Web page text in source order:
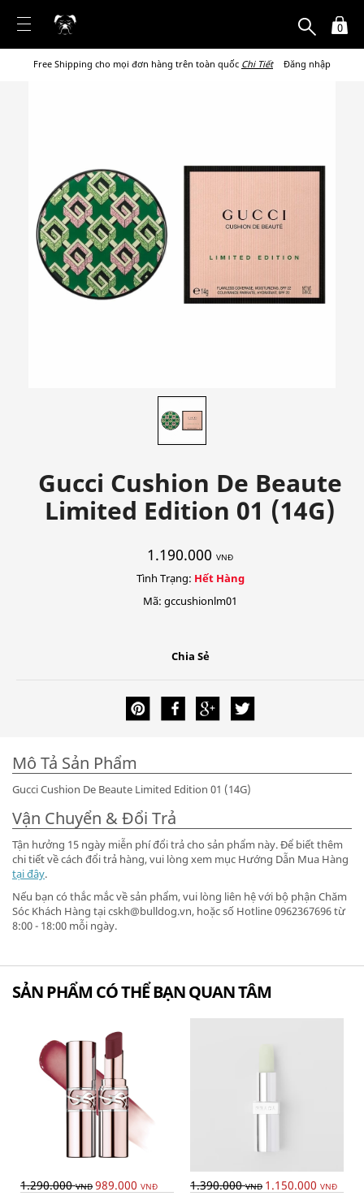
0
Free Shipping cho mọi đơn hàng trên toàn quốc Chi Tiết Đăng nhập
Gucci Cushion De Beaute
Limited Edition 01 (14G)
1.190.000 VNĐ
Tình Trạng: Hết Hàng
Mã: gccushionlm01
Chia Sẻ
Mô Tả Sản Phẩm
Gucci Cushion De Beaute Limited Edition 01 (14G)
Vận Chuyển & Đổi Trả
Tận hưởng 15 ngày miễn phí đổi trả cho sản phẩm này. Để biết thêm
chi tiết về cách đổi trả hàng, vui lòng xem mục Hướng Dẫn Mua Hàng
tại đây.
Nếu bạn có thắc mắc về sản phẩm, vui lòng liên hệ với bộ phận Chăm
Sóc Khách Hàng tại cskh@bulldog.vn, hoặc số Hotline 0962367696 từ
8:00 - 18:00 mỗi ngày.
SẢN PHẨM CÓ THỂ BẠN QUAN TÂM
1.290.000VNĐ 989.000 VNĐ 1.390.000VNĐ 1.150.000 VNĐ